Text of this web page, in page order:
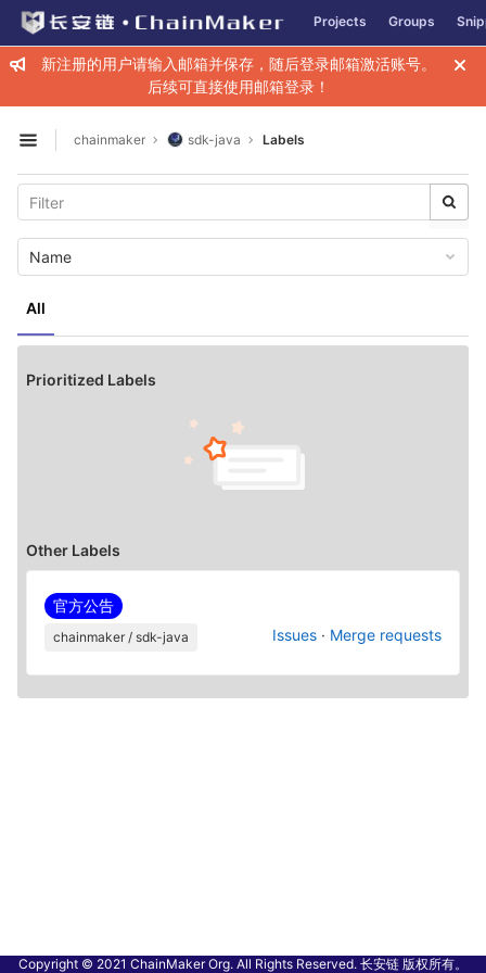
Skip to content
GitLab Projects Groups
新注册的用户请输入邮箱并保存，随后登录邮箱激活账号。
后续可直接使用邮箱登录！
Open sidebar
chainmaker sdk-java Labels
All
Name
Prioritized Labels
Other Labels
官方公告
chainmaker / sdk-java Issues · Merge requests
Copyright © 2021 ChainMaker Org. All Rights Reserved. 长安链 版权所有。